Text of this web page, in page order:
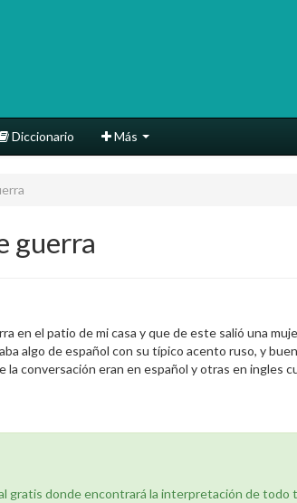
Diccionario Más
guerra
en el patio de mi casa y que de este salió una
algo de español con su típico acento ruso, y
la conversación eran en español y otras en ingles
donde encontrará la interpretación de